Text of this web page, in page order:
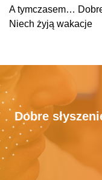
A tymczasem…
Niech żyją wakacje
Dobre